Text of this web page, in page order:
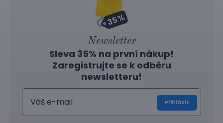
Newsletter
Sleva 35% na první nákup!
Zaregistrujte se k odběru
newsletteru!
Přihlásit